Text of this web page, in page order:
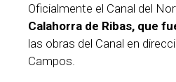
Oficialmente el Canal del
Calahorra de Ribas, que
las obras del Canal en
Campos.